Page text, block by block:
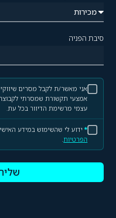
סיבת הפניה
אני מאשר/ת לקבל מסרים
אמצעי תקשורת שמסרתי
עצמי מרשימת הדיוור בכל עת.
* ידוע לי שהשימוש במידע
הפרטיות.